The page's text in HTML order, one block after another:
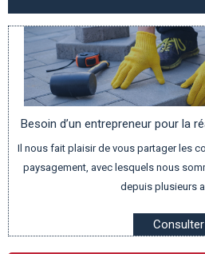
Besoin d’un entrepreneur pour la
Il nous fait plaisir de vous partager les
paysagement, avec lesquels nous
depuis plusieurs
Consulter